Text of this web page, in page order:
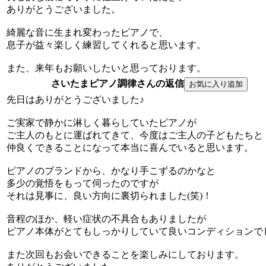
ありがとうございました。
綺麗な音に生まれ変わったピアノで、
息子が益々楽しく練習してくれると思います。
また、来年もお願いしたいと思っております。
さいたまピアノ調律さんの返信
先日はありがとうございました♪
ご実家で静かに淋しく暮らしていたピアノが
ご主人のもとに運ばれてきて、今度はご主人の子どもたちと
仲良くできることになって本当に喜んでいると思います。
ピアノのブランドから、かなり手こずるのかなと
多少の覚悟をもって伺ったのですが
それは見事に、良い方向に裏切られました(笑)！
音程のほか、軽い症状の不具合もありましたが
ピアノ本体がとてもしっかりしていて良いコンディションで
また次回もお会いできることを楽しみにしております。